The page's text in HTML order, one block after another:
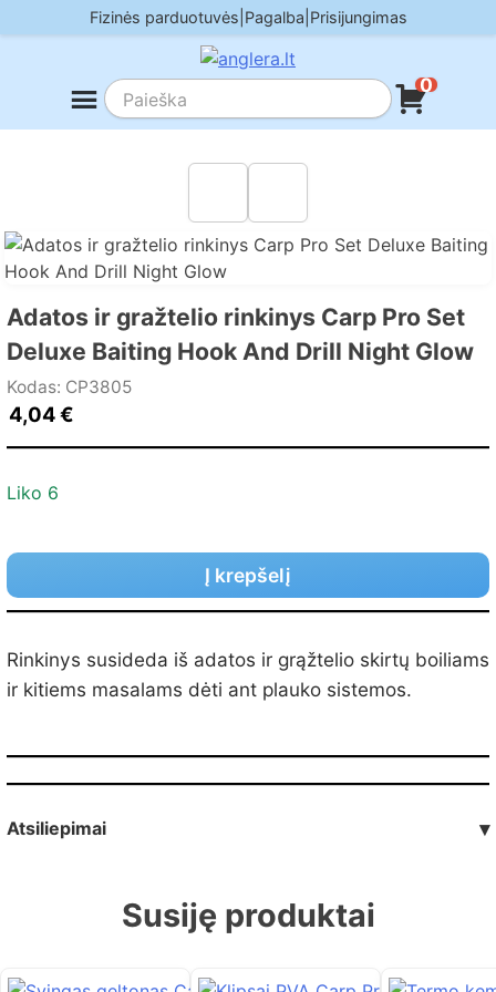
to
Fizinės parduotuvės Pagalba Prisijungimas
0
Adatos ir gražtelio rinkinys Carp Pro Set
Deluxe Baiting Hook And Drill Night Glow
Kodas: CP3805
4,04€
Liko 6
Į krepšelį
Rinkinys susideda iš adatos ir grąžtelio skirtų boiliams
ir kitiems masalams dėti ant plauko sistemos.
Atsiliepimai ▾
Susiję produktai